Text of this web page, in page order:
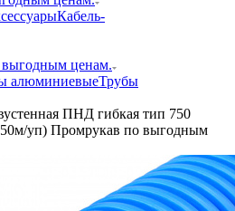
Кабель-
ценам.
алюминиевыеТрубы
ПНД гибкая тип 750
уп) Промрукав по выгодным